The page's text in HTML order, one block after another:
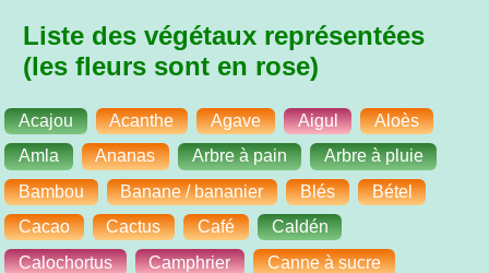
Liste des végétaux représentées
(les fleurs sont en rose)
Acajou Acanthe Agave Aigul
Aloès
Amla
Ananas Arbre à pain
Arbre à pluie
Bambou
Banane / bananier Blés
Bétel
Cacao
Cactus Café
Caldén
Calochortus
Camphrier
Canne à sucre